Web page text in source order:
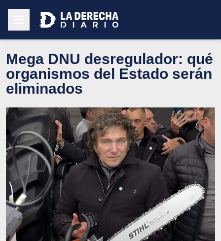
Mega DNU desregulador: qué
organismos del Estado serán
eliminados